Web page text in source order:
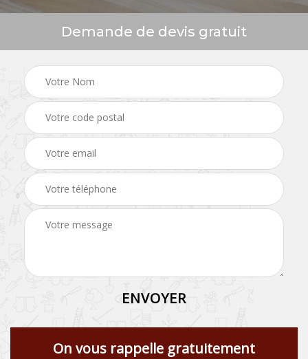
Demande de devis gratuit
On vous rappelle gratuitement